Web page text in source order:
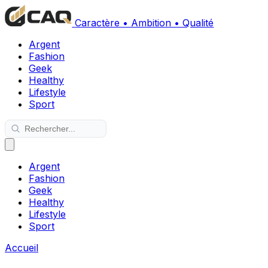
Caractère • Ambition • Qualité
Argent
Fashion
Geek
Healthy
Lifestyle
Sport
Argent
Fashion
Geek
Healthy
Lifestyle
Sport
Accueil